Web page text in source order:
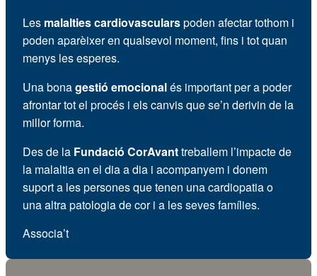
Les malalties cardiovascularspoden afectar tothom i
poden aparèixer en qualsevol moment, fins i tot quan
menys les esperes.
Una bonagestió emocionalés important per a poder
afrontar tot el procés i els canvis que se’n derivin de la
millor forma.
Des de la Fundació CorAvanttreballem l’impacte de
la malaltia en el dia a dia i acompanyem i donem
suport a les persones que tenen una cardiopatia o
una altra patologia de cor i a les seves famílies.
Associa’t